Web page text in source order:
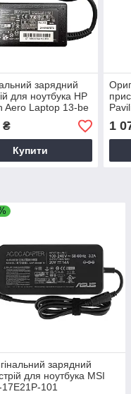
зарядний
для ноутбука HP
Aero Laptop 13-be
₴
Купити
14-
1
зарядний
для ноутбука MSI
101